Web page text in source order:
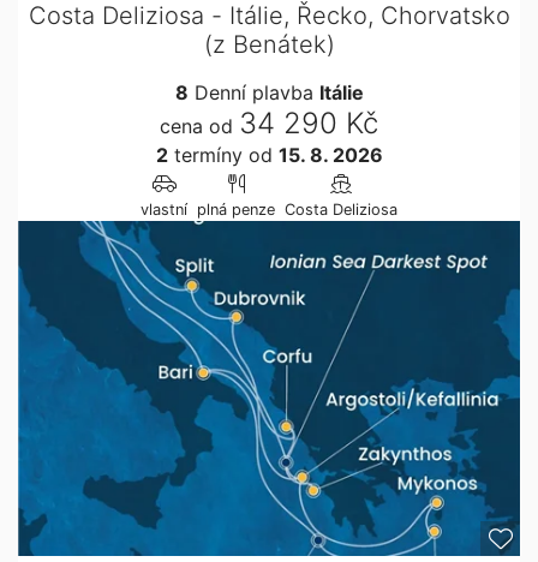
Costa Deliziosa - Itálie, Řecko, Chorvatsko
(z Benátek)
8 Denní plavba Itálie
cena od 34 290 Kč
2termínyod 15. 8. 2026
vlastní plná penze Costa Deliziosa